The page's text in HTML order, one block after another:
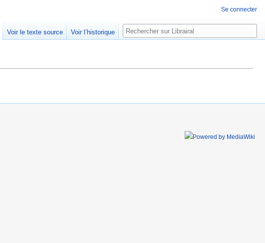
Se connecter
Voir le texte source Voir l’historique Rechercher